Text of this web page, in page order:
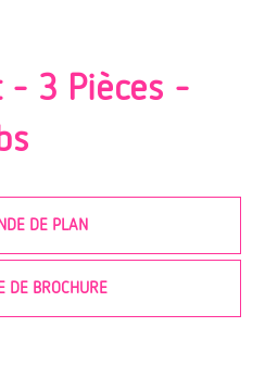
- 3 Pièces -
DE PLAN
DE BROCHURE